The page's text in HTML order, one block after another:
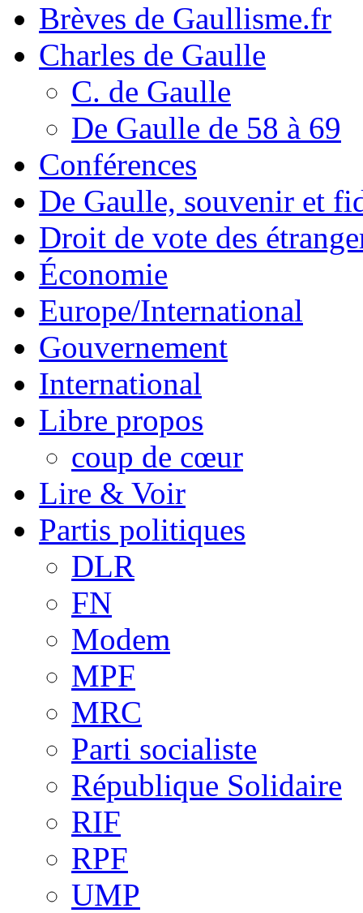
Brèves de Gaullisme.fr
Charles de Gaulle
C. de Gaulle
De Gaulle de 58 à 69
Conférences
De Gaulle, souvenir et
Droit de vote des
Économie
Europe/International
Gouvernement
International
Libre propos
coup de cœur
Lire & Voir
Partis politiques
DLR
FN
Modem
MPF
MRC
Parti socialiste
République Solidaire
RIF
RPF
UMP